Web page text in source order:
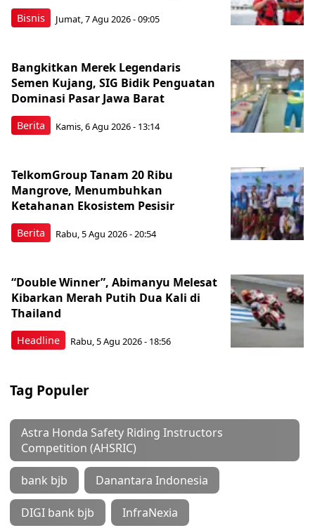
Bisnis Jumat, 7 Agu 2026 - 09:05
Berita
Bangkitkan Merek Legendaris
Semen Kujang, SIG Bidik Penguatan
Dominasi Pasar Jawa Barat
Kamis, 6 Agu 2026 - 13:14
Berita
TelkomGroup Tanam 20 Ribu
Mangrove, Menumbuhkan
Ketahanan Ekosistem Pesisir
Rabu, 5 Agu 2026 - 20:54
Headline
“Double Winner”, Abimanyu Melesat
Kibarkan Merah Putih Dua Kali di
Thailand
Rabu, 5 Agu 2026 - 18:56
Tag Populer
Astra Honda Safety Riding Instructors
Competition (AHSRIC)
bank bjb Danantara Indonesia
DIGI bank bjb InfraNexia